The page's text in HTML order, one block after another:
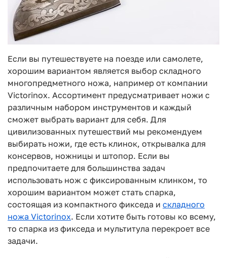
Если вы путешествуете на поезде или самолете,
хорошим вариантом является выбор складного
многопредметного ножа, например от компании
Victorinox. Ассортимент предусматривает ножи с
различным набором инструментов и каждый
сможет выбрать вариант для себя. Для
цивилизованных путешествий мы рекомендуем
выбирать ножи, где есть клинок, открывалка для
консервов, ножницы и штопор. Если вы
предпочитаете для большинства задач
использовать нож с фиксированным клинком, то
хорошим вариантом может стать спарка,
состоящая из компактного фикседа и складного
ножа Victorinox. Если хотите быть готовы ко всему,
то спарка из фикседа и мультитула перекроет все
задачи.